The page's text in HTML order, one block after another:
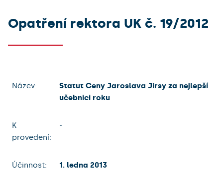
Opatření rektora UK č. 19/2012
Název:
Statut Ceny Jaroslava Jirsy za nejlepší
učebnici roku
K
provedení:
-
Účinnost: 1. ledna 2013